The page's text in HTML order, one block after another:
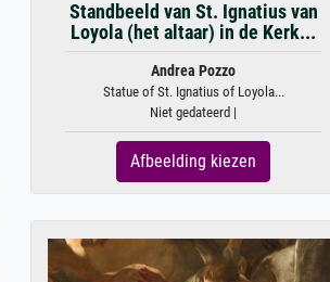
Standbeeld van St. Ignatius van
Loyola (het altaar) in de Kerk...
Andrea Pozzo
Statue of St. Ignatius of Loyola...
Niet gedateerd |
Afbeelding kiezen